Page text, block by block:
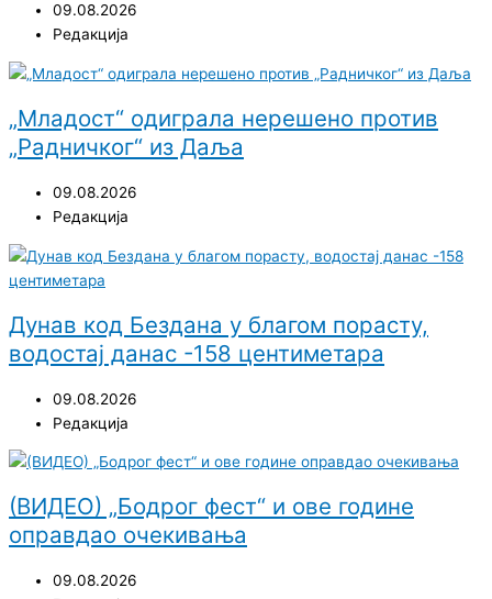
09.08.2026
Редакција
„Младост“ одиграла нерешено против
„Радничког“ из Даља
09.08.2026
Редакција
Дунав код Бездана у благом порасту,
водостај данас -158 центиметара
09.08.2026
Редакција
(ВИДЕО) „Бодрог фест“ и ове године
оправдао очекивања
09.08.2026